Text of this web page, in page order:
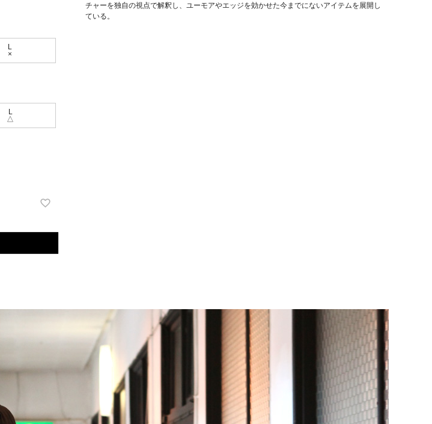
L
×
L
△
チャーを独自の視点で解釈し、ユーモアやエッジを効かせた今までにないアイテムを展開し
ている。